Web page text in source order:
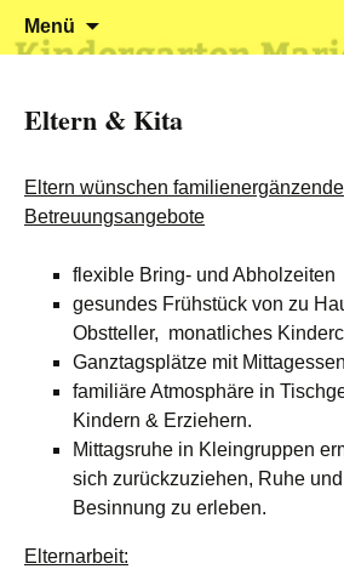
Kindergarten
Klein reingehen – Groß
Menü
Eltern & Kita
Eltern wünschen familienergänzende
Betreuungsangebote
flexible Bring- und Abholzeiten
gesundes Frühstück von zu
Obstteller, monatliches
Ganztagsplätze mit
familiäre Atmosphäre in
Kindern & Erziehern.
Mittagsruhe in Kleingruppen
sich zurückzuziehen, Ruhe und
Besinnung zu erleben.
Elternarbeit: